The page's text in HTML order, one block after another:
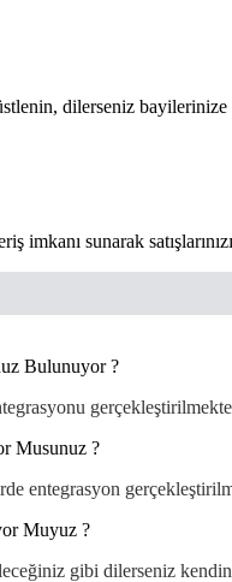
dilerseniz
imkanı sunarak
Bulunuyor ?
Musunuz ?
entegrasyon
Muyuz ?
gibi dilerseniz